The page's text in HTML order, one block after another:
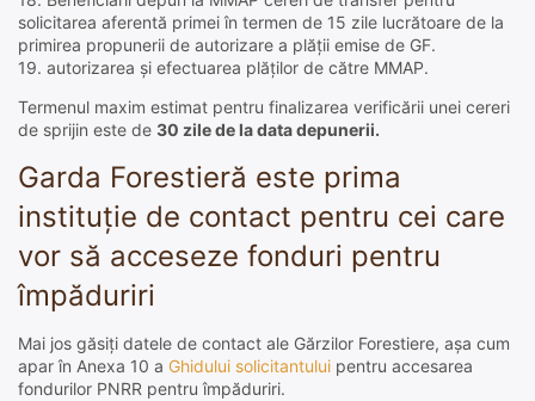
solicitarea aferentă primei în termen de 15 zile lucrătoare de la
primirea propunerii de autorizare a plății emise de GF.
19. autorizarea și efectuarea plăților de către MMAP.
Termenul maxim estimat pentru finalizarea verificării unei cereri
de sprijin este de 30 zile de la data depunerii.
Garda Forestieră este prima
instituție de contact pentru cei care
vor să acceseze fonduri pentru
împăduriri
Mai jos găsiți datele de contact ale Gărzilor Forestiere, așa cum
apar în Anexa 10 a Ghidului solicitantului pentru accesarea
fondurilor PNRR pentru împăduriri.